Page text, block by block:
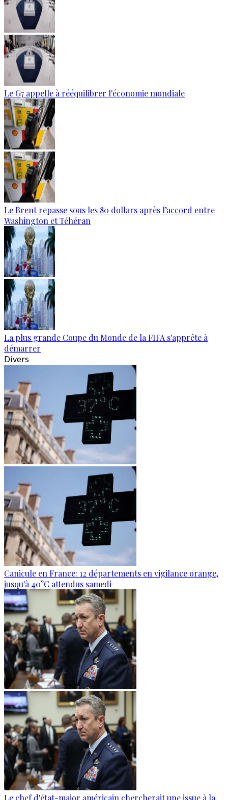
Le G7 appelle à rééquilibrer l'économie mondiale
Le Brent repasse sous les 80 dollars après l’accord entre
Washington et Téhéran
La plus grande Coupe du Monde de la FIFA s'apprête à
démarrer
Divers
Canicule en France: 12 départements en vigilance orange,
jusqu'à 40°C attendus samedi
Le chef d'état-major américain chercherait une issue à la